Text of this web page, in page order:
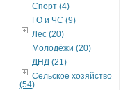
Спорт (4)
ГО и ЧС (9)
Лес (20)
Молодёжи (20)
ДНД (21)
Сельское хозяйство
(54)